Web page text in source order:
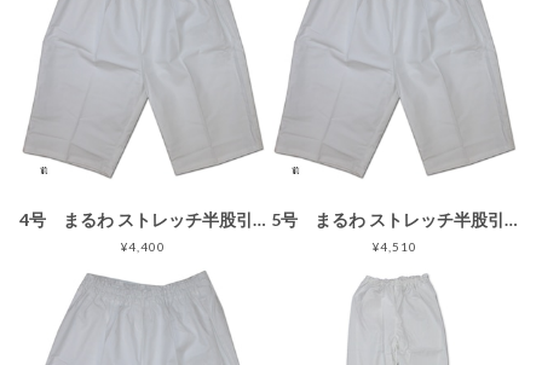
4号 まるわ ストレッチ半股引ゴム 白
¥4,400
5号 まるわ ストレッチ半股引ゴム 白
¥4,510